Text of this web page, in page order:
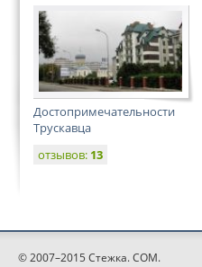
Достопримечательности
Трускавца
отзывов: 13
© 2007–2015 Стежка. COM.